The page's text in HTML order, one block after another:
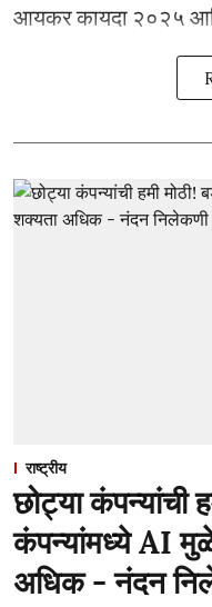
आयकर कायदा २०२५
राष्ट्रीय
छोट्या कंपन्यांची
कंपन्यांमध्ये AI
अधिक - नंदन